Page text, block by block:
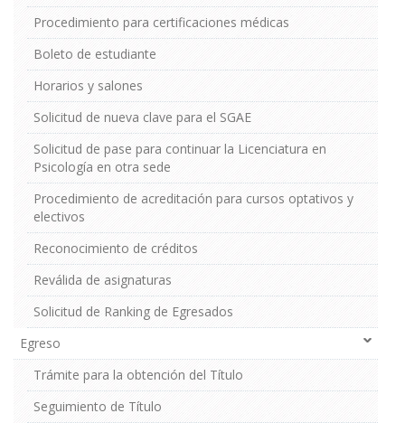
Procedimiento para certificaciones médicas
Boleto de estudiante
Horarios y salones
Solicitud de nueva clave para el SGAE
Solicitud de pase para continuar la Licenciatura en
Psicología en otra sede
Procedimiento de acreditación para cursos optativos y
electivos
Reconocimiento de créditos
Reválida de asignaturas
Solicitud de Ranking de Egresados
Egreso
Trámite para la obtención del Título
Seguimiento de Título